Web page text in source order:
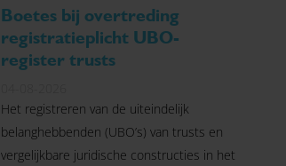
Boetes bij overtreding
registratieplicht UBO-
register trusts
Het registreren van de uiteindelijk
belanghebbenden (UBO’s) van trusts en
vergelijkbare juridische constructies in het